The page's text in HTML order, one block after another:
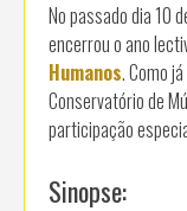
No passado dia 10
encerrou o ano
Humanos. Como
Conservatório de
participação
Sinopse: